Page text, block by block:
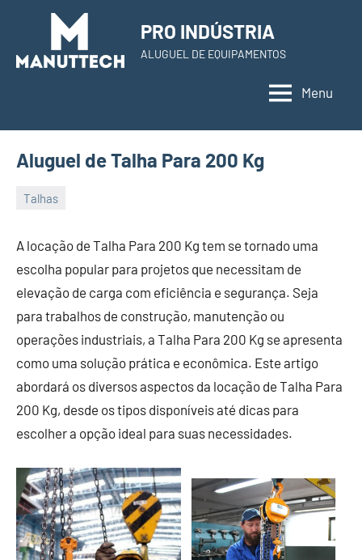
content
PRO INDÚSTRIA
ALUGUEL DE EQUIPAMENTOS
Menu
Aluguel de Talha Para 200 Kg
Talhas
November
de
2023
A locação de Talha Para 200 Kg tem se tornado uma
escolha popular para projetos que necessitam de
elevação de carga com eficiência e segurança. Seja
para trabalhos de construção, manutenção ou
operações industriais, a Talha Para 200 Kg se apresenta
como uma solução prática e econômica. Este artigo
abordará os diversos aspectos da locação de Talha Para
200 Kg, desde os tipos disponíveis até dicas para
escolher a opção ideal para suas necessidades.